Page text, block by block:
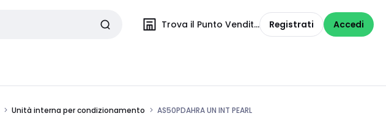
Trova il Punto Vendita Registrati Accedi
Unità interna per condizionamento AS50PDAHRA UN INT PEARL